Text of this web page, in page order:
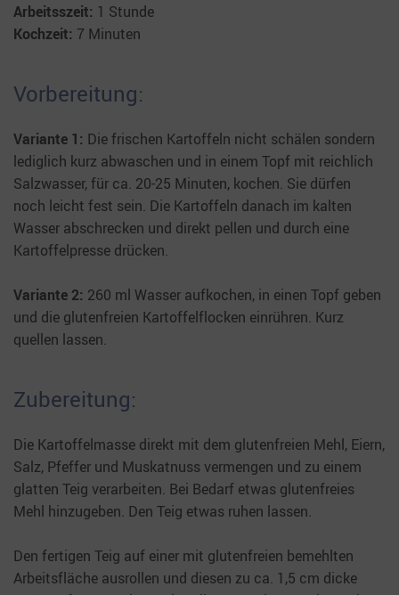
Arbeitsszeit: 1 Stunde
Kochzeit: 7 Minuten
Vorbereitung:
Variante 1: Die frischen Kartoffeln nicht schälen sondern
lediglich kurz abwaschen und in einem Topf mit reichlich
Salzwasser, für ca. 20-25 Minuten, kochen. Sie dürfen
noch leicht fest sein. Die Kartoffeln danach im kalten
Wasser abschrecken und direkt pellen und durch eine
Kartoffelpresse drücken.
Variante 2: 260 ml Wasser aufkochen, in einen Topf geben
und die glutenfreien Kartoffelflocken einrühren. Kurz
quellen lassen.
Zubereitung:
Die Kartoffelmasse direkt mit dem glutenfreien Mehl, Eiern,
Salz, Pfeffer und Muskatnuss vermengen und zu einem
glatten Teig verarbeiten. Bei Bedarf etwas glutenfreies
Mehl hinzugeben. Den Teig etwas ruhen lassen.
Den fertigen Teig auf einer mit glutenfreien bemehlten
Arbeitsfläche ausrollen und diesen zu ca. 1,5 cm dicke